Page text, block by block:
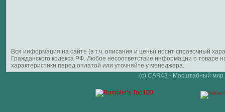
Вся информация на сайте (в т.ч. описания и цены) носит справочный
Гражданского кодекса РФ. Любое несоответствие информации о
характеристики перед оплатой или уточняйте у менеджера.
(c) CAR43 - Масштабный мир